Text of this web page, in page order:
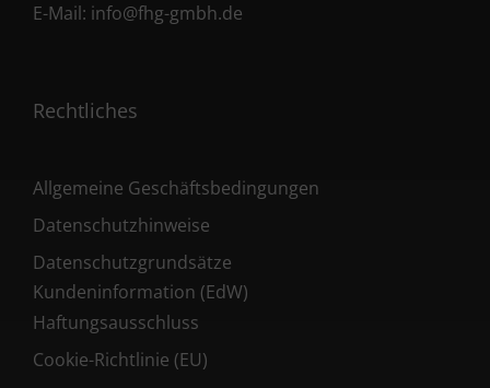
E-Mail: info@fhg-gmbh.de
Rechtliches
Allgemeine Geschäftsbedingungen
Datenschutzhinweise
Datenschutzgrundsätze
Kundeninformation (EdW)
Haftungsausschluss
Cookie-Richtlinie (EU)